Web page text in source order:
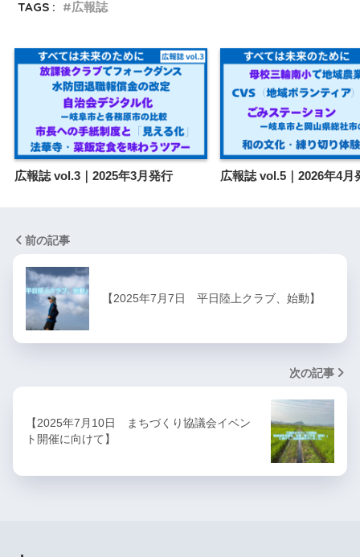
TAGS : 広報誌
広報誌 vol.3｜2025年3月発行 広報誌 vol.5｜2026年4月
前の記事
【2025年7月7日 平日陸上クラブ、始動】
次の記事
【2025年7月10日 まちづくり協議会イベン
ト開催に向けて】